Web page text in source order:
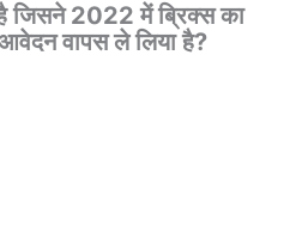
जिसने 2022 में ब्रिक्स का
वापस ले लिया है?